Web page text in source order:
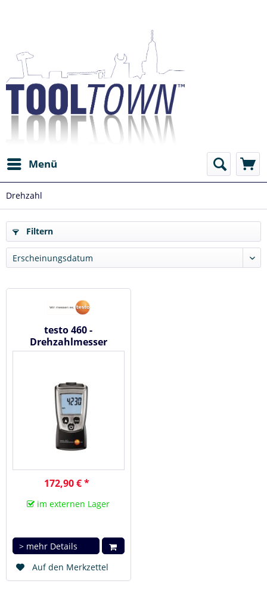
Menü
Drehzahl
Filtern
testo 460 -
Drehzahlmesser
172,90 € *
im externen Lager
> mehr Details
Auf den Merkzettel